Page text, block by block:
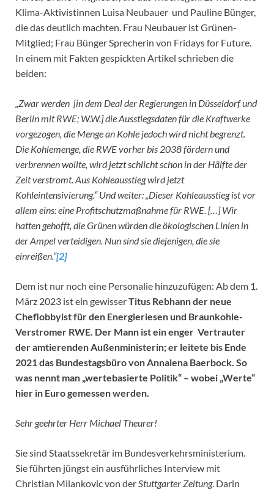
Klima-Aktivistinnen Luisa Neubauer und Pauline Bünger,
die das deutlich machten. Frau Neubauer ist Grünen-
Mitglied; Frau Bünger Sprecherin von Fridays for Future.
In einem mit Fakten gespickten Artikel schrieben die
beiden:
„Zwar werden [in dem Deal der Regierungen in Düsseldorf und
Berlin mit RWE; W.W.] die Ausstiegsdaten für die Kraftwerke
vorgezogen, die Menge an Kohle jedoch wird nicht begrenzt.
Die Kohlemenge, die RWE vorher bis 2038 fördern und
verbrennen wollte, wird jetzt schlicht schon in der Hälfte der
Zeit verstromt. Aus Kohleausstieg wird jetzt
Kohleintensivierung.“ Und weiter: „Dieser Kohleausstieg ist vor
allem eins: eine Profitschutzmaßnahme für RWE. […] Wir
hatten gehofft, die Grünen würden die ökologischen Linien in
der Ampel verteidigen. Nun sind sie diejenigen, die sie
einreißen.“[2]
Dem ist nur noch eine Personalie hinzuzufügen: Ab dem 1.
März 2023 ist ein gewisserTitus Rebhann der neue
Cheflobbyist für den Energieriesen und Braunkohle-
Verstromer RWE. Der Mann ist ein enger Vertrauter
der amtierenden Außenministerin; er leitete bis Ende
2021 das Bundestagsbüro von Annalena Baerbock. So
was nennt man „wertebasierte Politik“ – wobei „Werte“
hier in Euro gemessen werden.
Sehr geehrter Herr Michael Theurer!
Sie sind Staatssekretär im Bundesverkehrsministerium.
Sie führten jüngst ein ausführliches Interview mit
Christian Milankovic von derStuttgarter Zeitung. Darin